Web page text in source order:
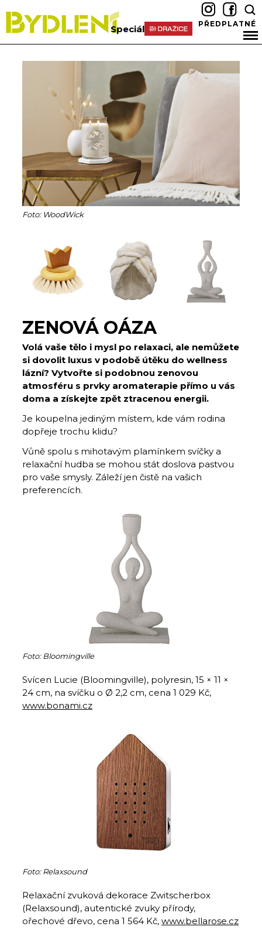
Speciál PŘEDPLATNÉ
Foto: WoodWick
ZENOVÁ OÁZA
Volá vaše tělo i mysl po relaxaci, ale nemůžete
si dovolit luxus v podobě útěku do wellness
lázní? Vytvořte si podobnou zenovou
atmosféru s prvky aromaterapie přímo u vás
doma a získejte zpět ztracenou energii.
Je koupelna jediným místem, kde vám rodina
dopřeje trochu klidu?
Vůně spolu s mihotavým plamínkem svíčky a
relaxační hudba se mohou stát doslova pastvou
pro vaše smysly. Záleží jen čistě na vašich
preferencích.
Foto: Bloomingville
Svícen Lucie (Bloomingville), polyresin, 15 × 11 ×
24 cm, na svíčku o Ø 2,2 cm, cena 1 029 Kč,
www.bonami.cz
Foto: Relaxsound
Relaxační zvuková dekorace Zwitscherbox
(Relaxsound), autentické zvuky přírody,
ořechové dřevo, cena 1 564 Kč, www.bellarose.cz